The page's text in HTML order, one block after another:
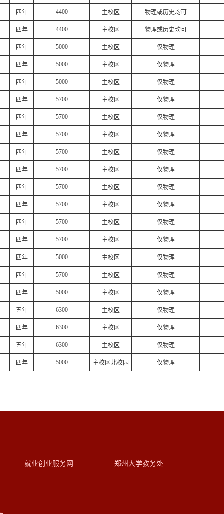
四年 4400 主校区 物理或历史均可
四年 4400 主校区 物理或历史均可
四年 5000 主校区 仅物理
四年 5000 主校区 仅物理
四年 5000 主校区 仅物理
四年 5700 主校区 仅物理
四年 5700 主校区 仅物理
四年 5700 主校区 仅物理
四年 5700 主校区 仅物理
四年 5700 主校区 仅物理
四年 5700 主校区 仅物理
四年 5700 主校区 仅物理
四年 5700 主校区 仅物理
四年 5700 主校区 仅物理
四年 5000 主校区 仅物理
四年 5700 主校区 仅物理
四年 5000 主校区 仅物理
五年 6300 主校区 仅物理
四年 6300 主校区 仅物理
五年 6300 主校区 仅物理
四年 5000 主校区北校园 仅物理
就业创业服务网 郑州大学教务处